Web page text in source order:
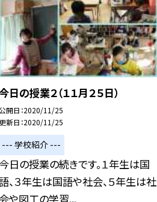
日の授業２（１１月２５日）
開日 2020/11/25
更新日 2020/11/25
--- 学校紹介 ---
日の授業の続きです。１年生は国
、３年生は国語や社会、５年生は社
会や図工の学習...